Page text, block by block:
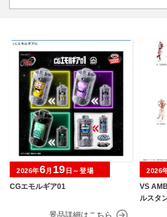
CGエモルギア01
2026年6月 19 日～登場
VS
ルスタ
2026